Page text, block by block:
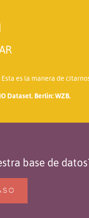
es la manera de
Dataset. Berlin: WZB.
base de